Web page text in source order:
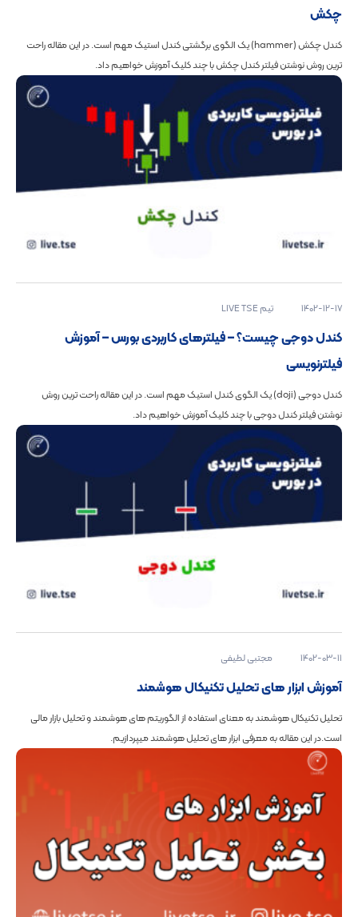
چکش
کندل‌ چکش (hammer) یک الگوی برگشتی کندل استیک مهم است. در این مقاله راحت
ترین روش نوشتن فیلتر کندل چکش با چند کلیک آموزش خواهیم داد.
1402-12-17 تیم LIVE TSE
کندل دوجی چیست؟ – فیلترهای کاربردی بورس – آموزش
فیلترنویسی
کندل‌ دوجی (doji) یک الگوی کندل استیک مهم است. در این مقاله راحت ترین روش
نوشتن فیلتر کندل دوجی با چند کلیک آموزش خواهیم داد.
1402-03-11 مجتبی لطیفی
آموزش ابزار های تحلیل تکنیکال هوشمند
تحلیل تکنیکال هوشمند به معنای استفاده از الگوریتم‌ های هوشمند و تحلیل بازار مالی
است.در این مقاله به معرفی ابزار های تحلیل هوشمند میپردازیم.